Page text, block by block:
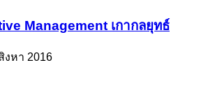
Management เกากลยุทธ์
งหา 2016